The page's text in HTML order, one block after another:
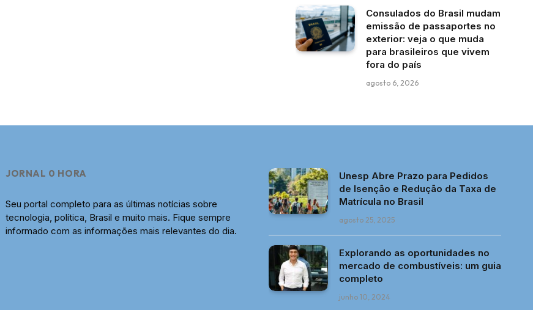
Consulados do Brasil mudam
emissão de passaportes no
exterior: veja o que muda
para brasileiros que vivem
fora do país
agosto 6, 2026
JORNAL 0 HORA
Seu portal completo para as últimas notícias sobre
tecnologia, política, Brasil e muito mais. Fique sempre
informado com as informações mais relevantes do dia.
Unesp Abre Prazo para Pedidos
de Isenção e Redução da Taxa de
Matrícula no Brasil
agosto 25, 2025
Explorando as oportunidades no
mercado de combustíveis: um guia
completo
junho 10, 2024